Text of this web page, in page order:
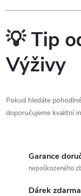
💡 Tip
Výživy
Pokud hledáte
doporučujeme kvalitní
Garance
nepoškozeného
Dárek zdarma